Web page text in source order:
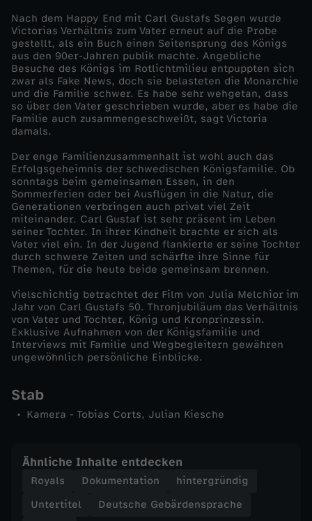
e
r
,
d
e
r
K
ö
n
i
Nach dem Happy End mit Carl Gustafs Segen wurde
Victorias Verhältnis zum Vater erneut auf die Probe
gestellt, als ein Buch einen Seitensprung des Königs
aus den 90er-Jahren publik machte. Angebliche
Besuche des Königs im Rotlichtmilieu entpuppten sich
zwar als Fake News, doch sie belasteten die Monarchie
und die Familie schwer. Es habe sehr wehgetan, dass
so über den Vater geschrieben wurde, aber es habe die
Familie auch zusammengeschweißt, sagt Victoria
damals.
Der enge Familienzusammenhalt ist wohl auch das
Erfolgsgeheimnis der schwedischen Königsfamilie. Ob
sonntags beim gemeinsamen Essen, in den
Sommerferien oder bei Ausflügen in die Natur, die
Generationen verbringen auch privat viel Zeit
miteinander. Carl Gustaf ist sehr präsent im Leben
seiner Tochter. In ihrer Kindheit brachte er sich als
Vater viel ein. In der Jugend flankierte er seine Tochter
durch schwere Zeiten und schärfte ihre Sinne für
Themen, für die heute beide gemeinsam brennen.
Vielschichtig betrachtet der Film von Julia Melchior im
Jahr von Carl Gustafs 50. Thronjubiläum das Verhältnis
von Vater und Tochter, König und Kronprinzessin.
Exklusive Aufnahmen von der Königsfamilie und
Interviews mit Familie und Wegbegleitern gewähren
ungewöhnlich persönliche Einblicke.
Stab
Kamera - Tobias Corts, Julian Kiesche
Ähnliche Inhalte entdecken
Royals Dokumentation
hintergründig
Untertitel
Deutsche Gebärdensprache